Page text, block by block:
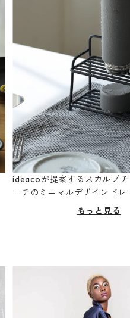
ideacoが提案するスカルプチ
ーチのミニマルデザインドレ
もっと見る